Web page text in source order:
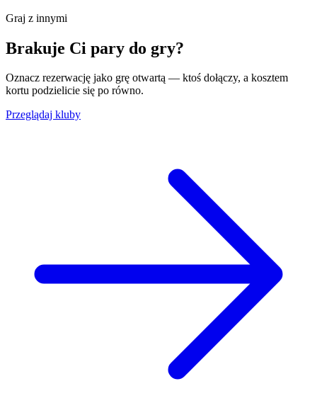
Graj z innymi
Brakuje Ci pary do gry?
Oznacz rezerwację jako grę otwartą — ktoś dołączy, a kosztem
kortu podzielicie się po równo.
Przeglądaj kluby